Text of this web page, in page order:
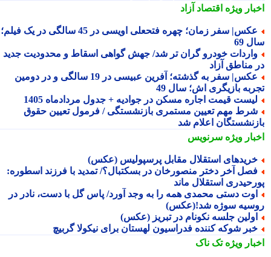
ویژهاقتصاد آزاد
عکس| سفر زمان؛ چهره فتحعلی اویسی در 45 سالگی در یک فیلم؛
69
خودرو گران تر شد/ جهش گواهی اسقاط و محدودیت جدید
مناطق آزاد
عکس| سفر به گذشته؛ آفرین عبیسی در 19 سالگی و در دومین
بازیگری اش؛ سال 49
قیمت اجاره مسکن در جوادیه + جدول مردادماه 1405
مهم تعیین مستمری بازنشستگی / فرمول تعیین حقوق
اعلام شد
ویژهسرنویس
استقلال مقابل پرسپولیس (عکس)
آخر دختر منصورخان در بسکتبال؟/ تمدید با فرزند اسطوره:
استقلال ماند
دستی محمدی همه را به وجد آورد/ پاس گل با دست، نادر در
سوژه شد!(عکس)
جلسه نکونام در تبریز (عکس)
شوکه کننده فدراسیون لهستان برای نیکولا گربیچ
ویژهتک ناک